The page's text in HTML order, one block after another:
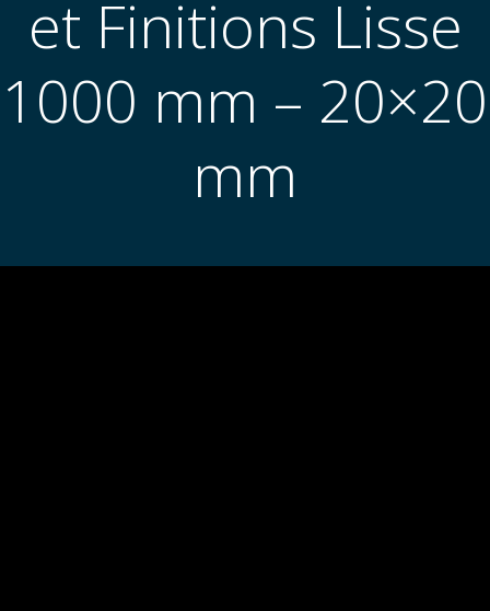
et Finitions Lisse
1000 mm – 20×20
mm